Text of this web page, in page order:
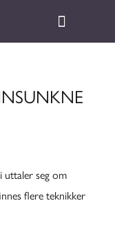
uttaler seg om
flere teknikker